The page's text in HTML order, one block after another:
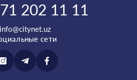
202 11 11
info@citynet.uz
сети